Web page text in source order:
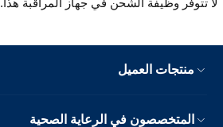
لا تتوفر وظيفة الشحن في جهاز المراقبة هذا.
منتجات العميل
المتخصصون في الرعاية الصحية